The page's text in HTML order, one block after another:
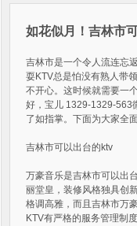
如花似月！吉林市
吉林市是一个令人流连忘
耍KTV总是怕没有熟人带
不开心。这时候就需要一
好，宝儿 1329-1329-563
了如指掌。下面为大家全
吉林市可以出台的ktv
万豪音乐是吉林市可以出
丽堂皇，装修风格独具创
格调高雅，而且吉林市万
KTV有严格的服务管理制